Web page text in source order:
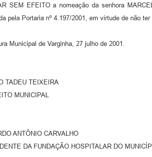
SEM EFEITO a nomeação da senhora
pela Portaria nº 4.197/2001, em virtude de não
Municipal de Varginha, 27 julho de 2001.
TADEU TEIXEIRA
MUNICIPAL
ANTÔNIO CARVALHO
DA FUNDAÇÃO HOSPITALAR DO